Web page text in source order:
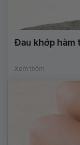
Đau khớp hàm
Xem thêm